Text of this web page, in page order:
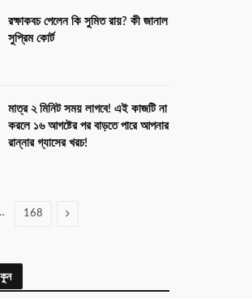
রক্ষাকবচ পেলেন কি সুমিত রায়? কী জানাল
সুপ্রিম কোর্ট
মাত্র ২ মিনিট সময় লাগবে! এই কাজটি না
করলে ১৬ আগষ্টের পর বাড়তে পারে আপনার
রান্নার গ্যাসের খরচ!
168 Next